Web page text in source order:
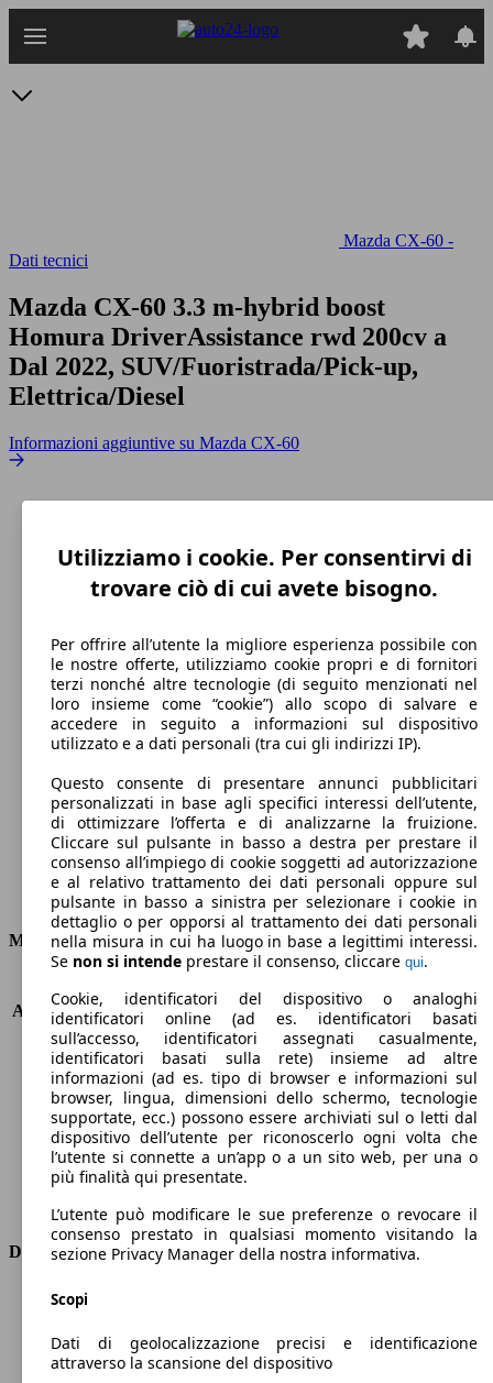
Mazda CX-60 -
Dati tecnici
Mazda CX-60 3.3 m-hybrid boost
Homura DriverAssistance rwd 200cv a
Dal 2022, SUV/Fuoristrada/Pick-up,
Elettrica/Diesel
Informazioni aggiuntive su Mazda CX-60
212 km/h
Elettrica/Diesel
Carburante
Motore e Prestazioni
Accelerazione (0-100 km/h)
8.4s
Velocità massima (km/h)
212 km/h
Numero di marce
8
Coppia
450 nm
Cilindrata
3283 ccm
Carburante
Elettrica/Diesel
Cilindri
6
Trasmissione
Automatico
Tipo di trazione
trazione posteriore
Dimensioni
Lunghezza
Larghezza
1890 mm
Passo
2870 mm
Utilizziamo i cookie. Per consentirvi di
trovare ciò di cui avete bisogno.
Per offrire all’utente la migliore esperienza possibile con
le nostre offerte, utilizziamo cookie propri e di fornitori
terzi nonché altre tecnologie (di seguito menzionati nel
loro insieme come “cookie”) allo scopo di salvare e
accedere in seguito a informazioni sul dispositivo
utilizzato e a dati personali (tra cui gli indirizzi IP).
Questo consente di presentare annunci pubblicitari
personalizzati in base agli specifici interessi dell’utente,
di ottimizzare l’offerta e di analizzarne la fruizione.
Cliccare sul pulsante in basso a destra per prestare il
consenso all’impiego di cookie soggetti ad autorizzazione
e al relativo trattamento dei dati personali oppure sul
pulsante in basso a sinistra per selezionare i cookie in
dettaglio o per opporsi al trattamento dei dati personali
nella misura in cui ha luogo in base a legittimi interessi.
Se non si intende prestare il consenso, cliccare qui.
Cookie, identificatori del dispositivo o analoghi
identificatori online (ad es. identificatori basati
sull’accesso, identificatori assegnati casualmente,
identificatori basati sulla rete) insieme ad altre
informazioni (ad es. tipo di browser e informazioni sul
browser, lingua, dimensioni dello schermo, tecnologie
supportate, ecc.) possono essere archiviati sul o letti dal
dispositivo dell’utente per riconoscerlo ogni volta che
l’utente si connette a un’app o a un sito web, per una o
più finalità qui presentate.
L’utente può modificare le sue preferenze o revocare il
consenso prestato in qualsiasi momento visitando la
sezione Privacy Manager della nostra informativa.
Scopi
Dati di geolocalizzazione precisi e identificazione
attraverso la scansione del dispositivo